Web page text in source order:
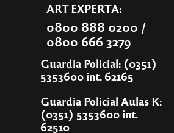
ART EXPERTA:
0800 888 0200 /
0800 666 3279
Guardia Policial: (0351)
5353600 int. 62165
Guardia Policial Aulas K:
(0351) 5353600 int.
62510